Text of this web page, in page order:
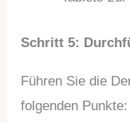
Schritt 5:
Führen Sie die
folgenden Punkte: